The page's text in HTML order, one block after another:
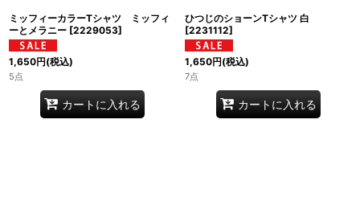
ミッフィーカラーTシャツ ミッフィ
ーとメラニー [2229053]
1,650円(税込)
5点
カートに入れる
ひつじのショーンTシャツ 白
[2231112]
1,650円(税込)
7点
カートに入れる